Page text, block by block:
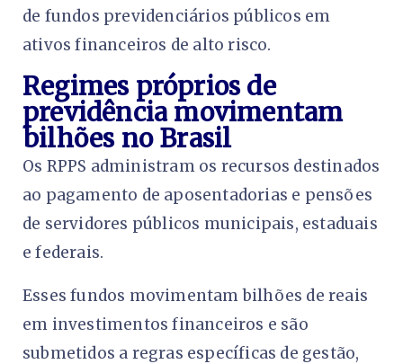
de fundos previdenciários públicos em
ativos financeiros de alto risco.
Regimes próprios de
previdência movimentam
bilhões no Brasil
Os RPPS administram os recursos destinados
ao pagamento de aposentadorias e pensões
de servidores públicos municipais, estaduais
e federais.
Esses fundos movimentam bilhões de reais
em investimentos financeiros e são
submetidos a regras específicas de gestão,